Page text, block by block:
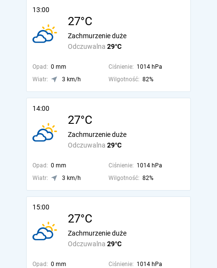
13:00
27°C
Odczuwalna 29°C
Zachmurzenie duże
Opad: 0 mm Ciśnienie: 1014 hPa
Wiatr:
3 km/h Wilgotność: 82%
14:00
27°C
Odczuwalna 29°C
Zachmurzenie duże
Opad: 0 mm Ciśnienie: 1014 hPa
Wiatr:
3 km/h Wilgotność: 82%
15:00
27°C
Odczuwalna 29°C
Zachmurzenie duże
Opad: 0 mm Ciśnienie: 1014 hPa